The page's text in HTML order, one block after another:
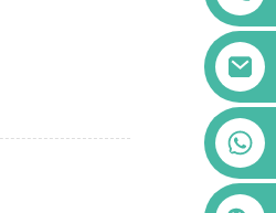
+86 123456789122